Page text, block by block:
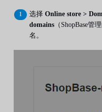
选择 Online store >
domains （ShopBase
名。